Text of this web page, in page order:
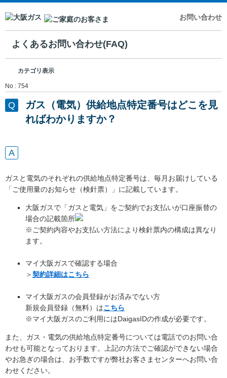
お問い合わせ
よくあるお問い合わせ(FAQ)
カテゴリ表示
No : 754
ガス（電気）供給地点特定番号はどこを見
ればわかりますか？
ガスと電気のそれぞれの供給地点特定番号は、毎月お届けしている
「ご使用量のお知らせ（検針票）」に記載しています。
大阪ガスで「ガスと電気」をご契約でお支払いが口座振替の
場合の記載箇所
※ご契約内容やお支払い方法により検針票内の構成は異なり
ます。
マイ大阪ガスで確認する場合
＞契約詳細はこちら
マイ大阪ガスの会員登録がお済みでない方
新規会員登録（無料）はこちら
※マイ大阪ガスのご利用にはDaigasIDの作成が必要です。
また、ガス・電気の供給地点特定番号については電話でのお問い合
わせも可能となっております。上記の方法でご確認ができない場合
やお急ぎの場合は、お手数ですが弊社お客さまセンターへお問い合
わせください。